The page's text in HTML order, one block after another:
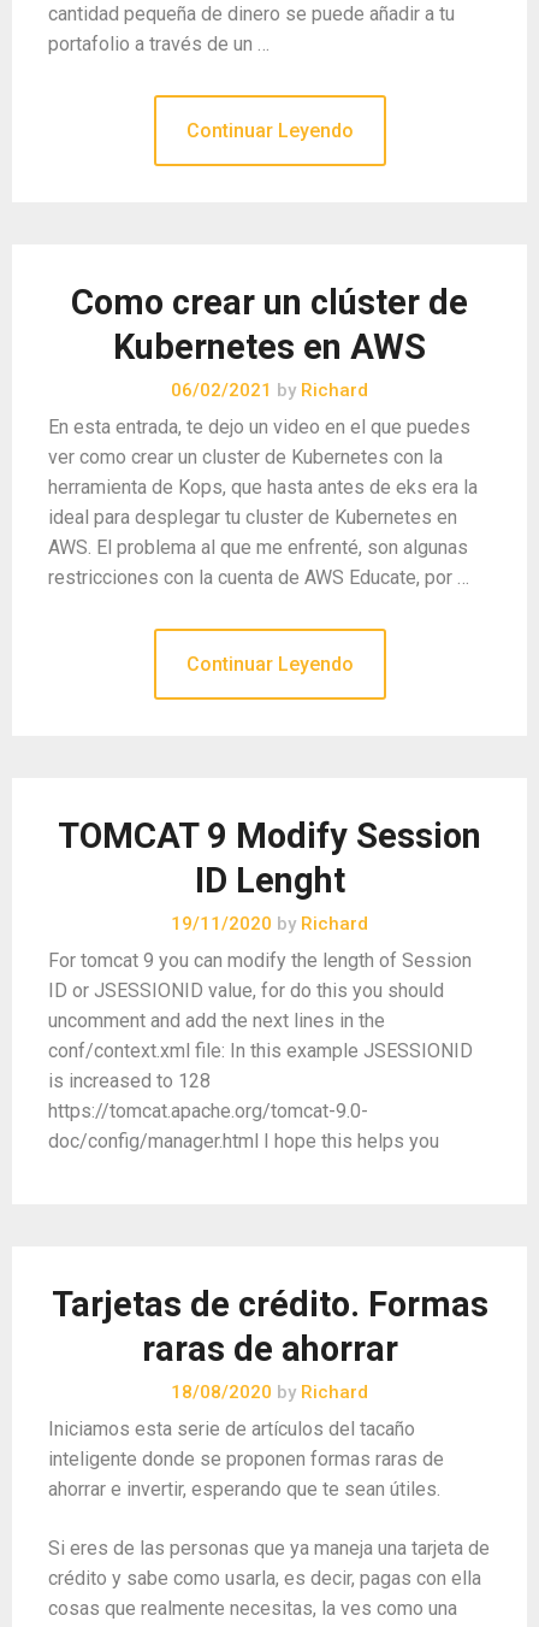
cantidad pequeña de dinero se puede añadir a tu
portafolio a través de un …
Continuar Leyendo
Como crear un clúster de
Kubernetes en AWS
06/02/2021 by Richard
En esta entrada, te dejo un video en el que puedes
ver como crear un cluster de Kubernetes con la
herramienta de Kops, que hasta antes de eks era la
ideal para desplegar tu cluster de Kubernetes en
AWS. El problema al que me enfrenté, son algunas
restricciones con la cuenta de AWS Educate, por …
Continuar Leyendo
TOMCAT 9 Modify Session
ID Lenght
19/11/2020 by Richard
For tomcat 9 you can modify the length of Session
ID or JSESSIONID value, for do this you should
uncomment and add the next lines in the
conf/context.xml file: In this example JSESSIONID
is increased to 128
https://tomcat.apache.org/tomcat-9.0-
doc/config/manager.html I hope this helps you
Tarjetas de crédito. Formas
raras de ahorrar
18/08/2020 by Richard
Iniciamos esta serie de artículos del tacaño
inteligente donde se proponen formas raras de
ahorrar e invertir, esperando que te sean útiles.
Si eres de las personas que ya maneja una tarjeta de
crédito y sabe como usarla, es decir, pagas con ella
cosas que realmente necesitas, la ves como una